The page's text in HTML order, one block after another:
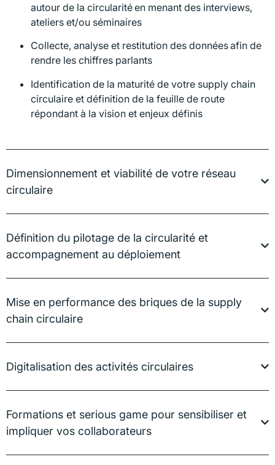
autour de la circularité en menant des interviews,
ateliers et/ou séminaires
Collecte, analyse et restitution des données afin de
rendre les chiffres parlants
Identification de la maturité de votre supply chain
circulaire et définition de la feuille de route
répondant à la vision et enjeux définis
Dimensionnement et viabilité de votre réseau
circulaire
Définition du pilotage de la circularité et
accompagnement au déploiement
Mise en performance des briques de la supply
chain circulaire
Digitalisation des activités circulaires
Formations et serious game pour sensibiliser et
impliquer vos collaborateurs